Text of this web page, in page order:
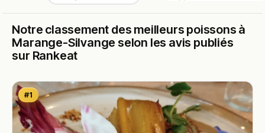
Notre classement des meilleurs poissons à
Marange-Silvange selon les avis publiés
sur Rankeat
#1